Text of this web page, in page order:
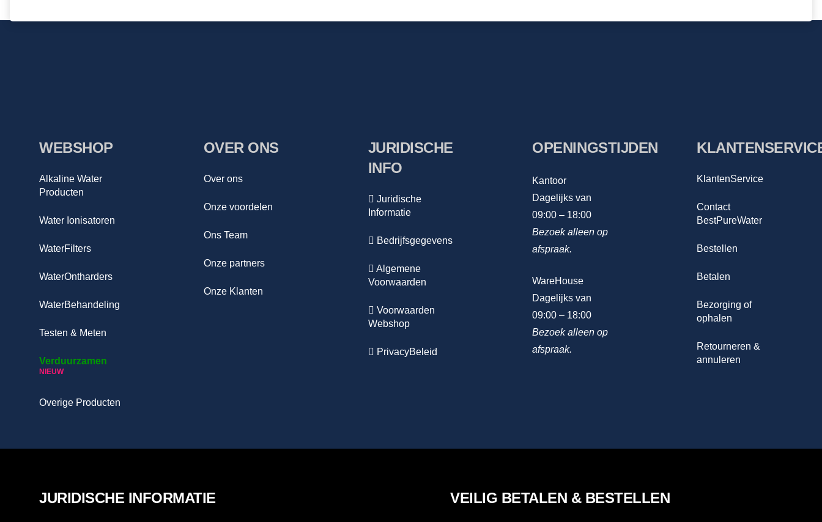
WEBSHOP
Alkaline Water
Producten
Water Ionisatoren
WaterFilters
WaterOntharders
WaterBehandeling
Testen & Meten
Verduurzamen
NIEUW
Overige Producten
OVER ONS
Over ons
Onze voordelen
Ons Team
Onze partners
Onze Klanten
JURIDISCHE
INFO
Juridische
Informatie
Bedrijfsgegevens
Algemene
Voorwaarden
Voorwaarden
Webshop
PrivacyBeleid
OPENINGSTIJDEN
Kantoor
Dagelijks van
09:00 – 18:00
Bezoek alleen op
afspraak.
WareHouse
Dagelijks van
09:00 – 18:00
Bezoek alleen op
afspraak.
KlantenService
Contact
BestPureWater
Bestellen
Betalen
Bezorging of
ophalen
Retourneren &
annuleren
JURIDISCHE INFORMATIE VEILIG BETALEN & BESTELLEN